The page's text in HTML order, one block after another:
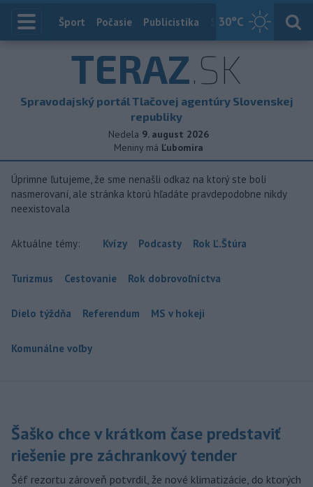
30°C
Index
Šport Počasie Publicistika Slovensko
TERAZ.SK
Spravodajský portál Tlačovej agentúry Slovenskej
republiky
Nedela 9. august 2026
Meniny má Ľubomíra
Úprimne ľutujeme, že sme nenašli odkaz na ktorý ste boli
nasmerovaní, ale stránka ktorú hľadáte pravdepodobne nikdy
neexistovala
Aktuálne témy: Kvízy Podcasty Rok Ľ.Štúra
Turizmus Cestovanie Rok dobrovoľníctva
Dielo týždňa Referendum MS v hokeji
Komunálne voľby
Šaško chce v krátkom čase predstaviť
riešenie pre záchrankový tender
Šéf rezortu zároveň potvrdil, že nové klimatizácie, do ktorých